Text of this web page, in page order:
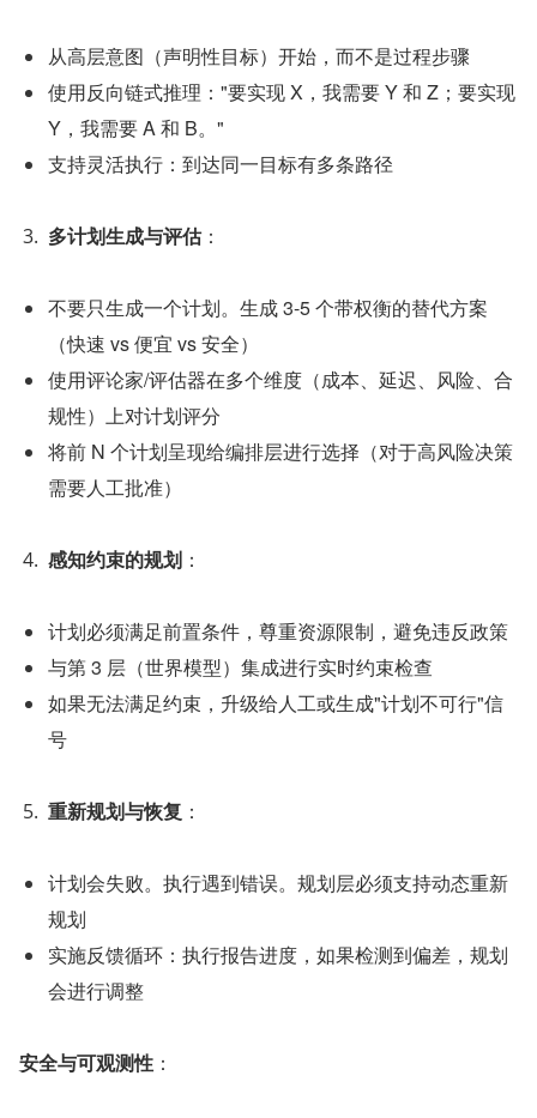
从高层意图（声明性目标）开始，而不是过程步骤
使用反向链式推理："要实现 X，我需要 Y 和 Z；要实现
Y，我需要 A 和 B。"
支持灵活执行：到达同一目标有多条路径
多计划生成与评估：
不要只生成一个计划。生成 3-5 个带权衡的替代方案
（快速 vs 便宜 vs 安全）
使用评论家/评估器在多个维度（成本、延迟、风险、合
规性）上对计划评分
将前 N 个计划呈现给编排层进行选择（对于高风险决策
需要人工批准）
感知约束的规划 ：
计划必须满足前置条件，尊重资源限制，避免违反政策
与第 3 层（世界模型）集成进行实时约束检查
如果无法满足约束，升级给人工或生成"计划不可行"信
号
重新规划与恢复 ：
计划会失败。执行遇到错误。规划层必须支持动态重新
规划
实施反馈循环：执行报告进度，如果检测到偏差，规划
会进行调整
安全与可观测性 ：